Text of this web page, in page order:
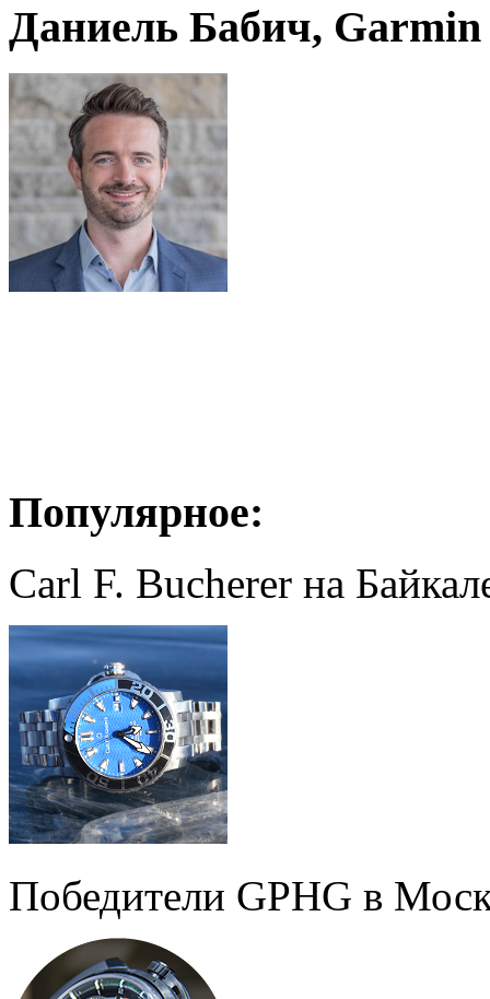
Даниель Бабич, Garmin
Популярное:
Carl F. Bucherer на
Победители GPHG в